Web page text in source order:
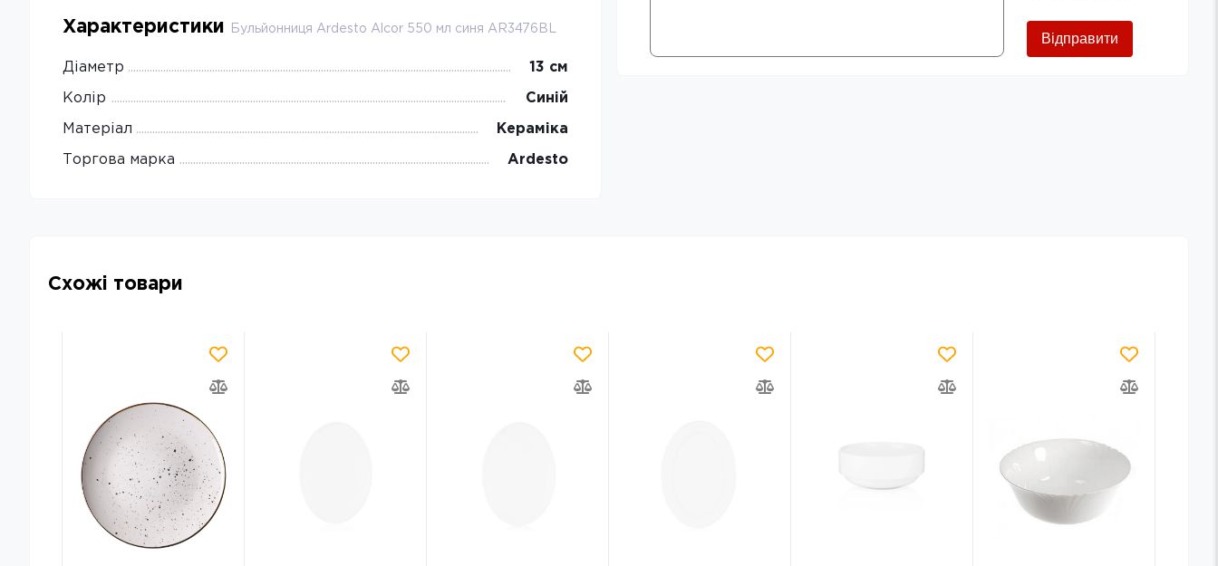
Характеристики Бульйонниця Ardesto Alcor 550 мл синя AR3476BL
Діаметр 13 см
Колір Синій
Матеріал Кераміка
Торгова марка Ardesto
Відправити
Схожі товари